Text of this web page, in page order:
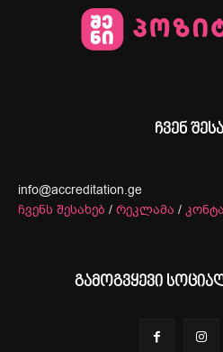
ჩვენ
info@accreditation.ge
ჩვენს შესახებ / რეკლამა /
გამოგვყევი